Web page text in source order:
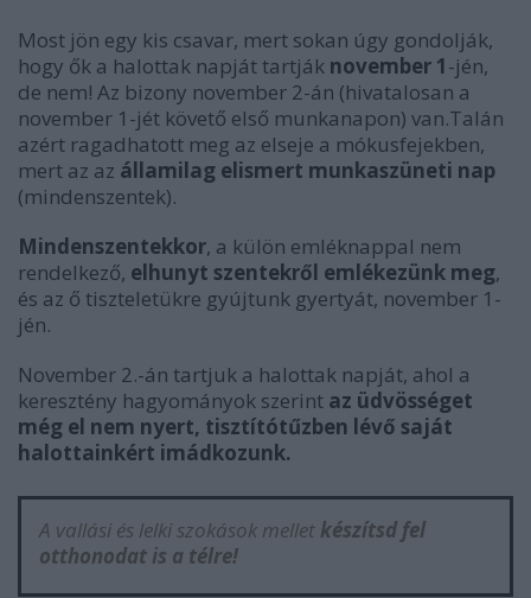
Most jön egy kis csavar, mert sokan úgy gondolják,
hogy ők a halottak napját tartják november 1-jén,
de nem! Az bizony november 2-án (hivatalosan a
november 1-jét követő első munkanapon) van.Talán
azért ragadhatott meg az elseje a mókusfejekben,
mert az az államilag elismert munkaszüneti nap
(mindenszentek).
Mindenszentekkor, a külön emléknappal nem
rendelkező, elhunyt szentekről emlékezünk meg,
és az ő tiszteletükre gyújtunk gyertyát, november 1-
jén.
November 2.-án tartjuk a halottak napját, ahol a
keresztény hagyományok szerint az üdvösséget
még el nem nyert, tisztítótűzben lévő saját
halottainkért imádkozunk.
A vallási és lelki szokások mellet készítsd fel
otthonodat is a télre!